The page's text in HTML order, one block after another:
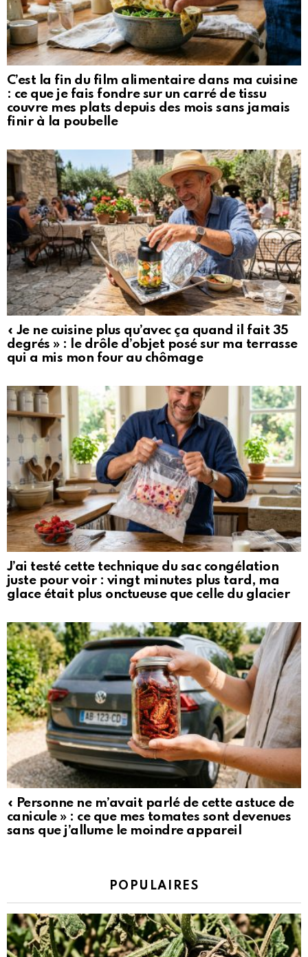
C’est la fin du film alimentaire dans ma cuisine
: ce que je fais fondre sur un carré de tissu
couvre mes plats depuis des mois sans jamais
finir à la poubelle
« Je ne cuisine plus qu’avec ça quand il fait 35
degrés » : le drôle d’objet posé sur ma terrasse
qui a mis mon four au chômage
J’ai testé cette technique du sac congélation
juste pour voir : vingt minutes plus tard, ma
glace était plus onctueuse que celle du glacier
« Personne ne m’avait parlé de cette astuce de
canicule » : ce que mes tomates sont devenues
sans que j’allume le moindre appareil
POPULAIRES